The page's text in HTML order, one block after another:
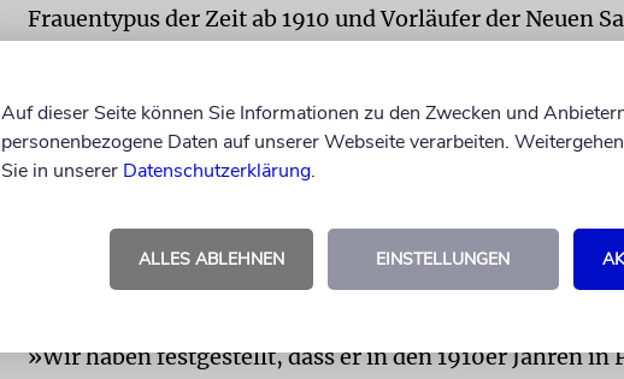
Frauentypus der Zeit ab 1910 und Vorläufer der Neuen
ihre erste Station hatte, bricht dabei bewusst mit
»Erster Chronist der Frauenemanzipation«
Der Nachruhm des Künstlers nach seinem frühen
überlagert von Legenden, die ihn vor allem als
Trunkenbold sehen.
»Wir haben festgestellt, dass er in den 1910er Jahren in
Auf dieser Seite können Sie Informationen zu den Zwecken und
personenbezogene Daten auf unserer Webseite verarbeiten.
Sie in unserer Datenschutzerklärung.
ALLES ABLEHNEN EINSTELLUNGEN